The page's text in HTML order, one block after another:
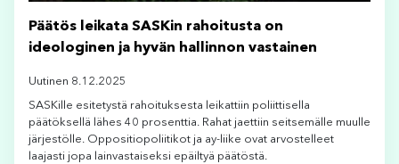
Päätös leikata SASKin rahoitusta on
ideologinen ja hyvän hallinnon vastainen
Uutinen 8.12.2025
SASKille esitetystä rahoituksesta leikattiin poliittisella
päätöksellä lähes 40 prosenttia. Rahat jaettiin seitsemälle muulle
järjestölle. Oppositiopoliitikot ja ay-liike ovat arvostelleet
laajasti jopa lainvastaiseksi epäiltyä päätöstä.